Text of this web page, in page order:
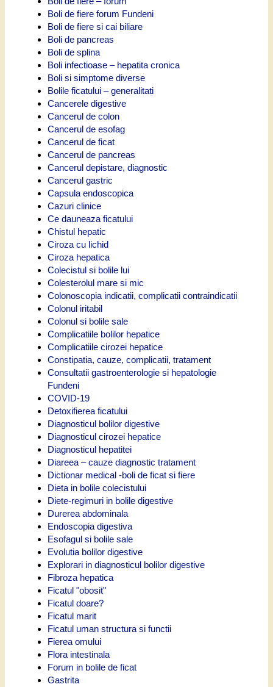
Boli de fiere forum Fundeni
Boli de fiere si cai biliare
Boli de pancreas
Boli de splina
Boli infectioase – hepatita cronica
Boli si simptome diverse
Bolile ficatului – generalitati
Cancerele digestive
Cancerul de colon
Cancerul de esofag
Cancerul de ficat
Cancerul de pancreas
Cancerul depistare, diagnostic
Cancerul gastric
Capsula endoscopica
Cazuri clinice
Ce dauneaza ficatului
Chistul hepatic
Ciroza cu lichid
Ciroza hepatica
Colecistul si bolile lui
Colesterolul mare si mic
Colonoscopia indicatii, complicatii contraindicatii
Colonul iritabil
Colonul si bolile sale
Complicatiile bolilor hepatice
Complicatiile cirozei hepatice
Constipatia, cauze, complicatii, tratament
Consultatii gastroenterologie si hepatologie
Fundeni
COVID-19
Detoxifierea ficatului
Diagnosticul bolilor digestive
Diagnosticul cirozei hepatice
Diagnosticul hepatitei
Diareea – cauze diagnostic tratament
Dictionar medical -boli de ficat si fiere
Dieta in bolile colecistului
Diete-regimuri in bolile digestive
Durerea abdominala
Endoscopia digestiva
Esofagul si bolile sale
Evolutia bolilor digestive
Explorari in diagnosticul bolilor digestive
Fibroza hepatica
Ficatul "obosit"
Ficatul doare?
Ficatul marit
Ficatul uman structura si functii
Fierea omului
Flora intestinala
Forum in bolile de ficat
Gastrita